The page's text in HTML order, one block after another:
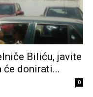
Biliću, javite
će donirati...
0